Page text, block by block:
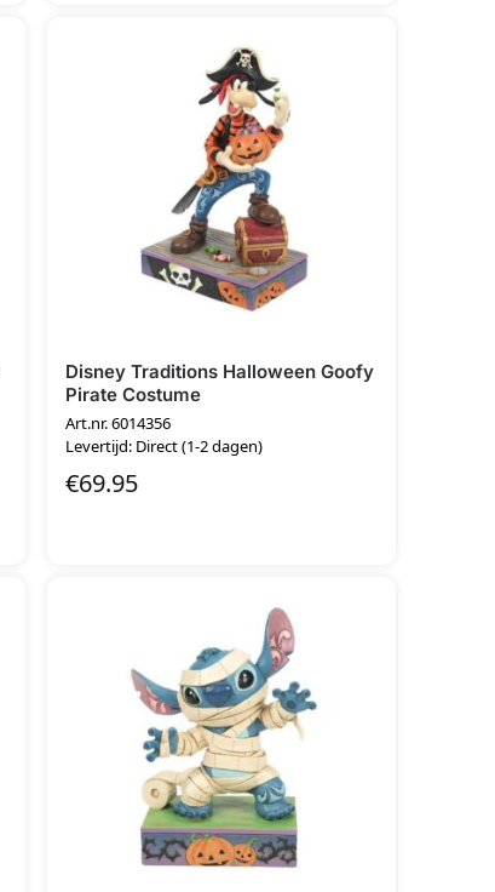
Disney Traditions Halloween Goofy
Pirate Costume
Art.nr. 6014356
Levertijd: Direct (1-2 dagen)
€69.95